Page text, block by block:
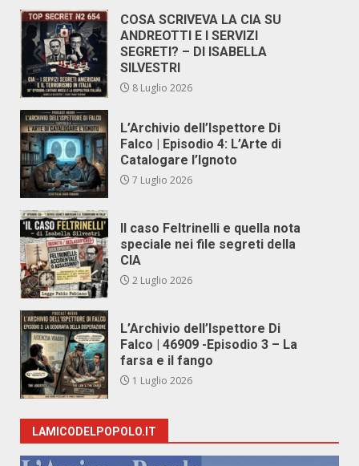
COSA SCRIVEVA LA CIA SU
ANDREOTTI E I SERVIZI
SEGRETI? – DI ISABELLA
SILVESTRI
8 Luglio 2026
L’Archivio dell’Ispettore Di
Falco | Episodio 4: L’Arte di
Catalogare l’Ignoto
7 Luglio 2026
Il caso Feltrinelli e quella nota
speciale nei file segreti della
CIA
2 Luglio 2026
L’Archivio dell’Ispettore Di
Falco | 46909 -Episodio 3 – La
farsa e il fango
1 Luglio 2026
LAMICODELPOPOLO.IT